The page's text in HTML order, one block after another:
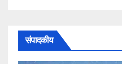
संपादकीय